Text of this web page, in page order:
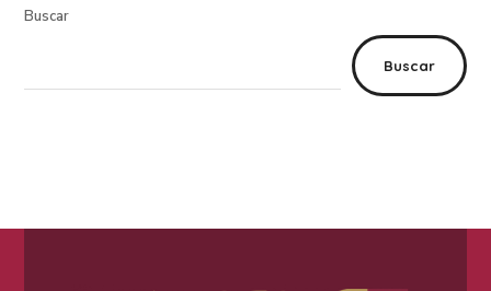
Buscar
Buscar